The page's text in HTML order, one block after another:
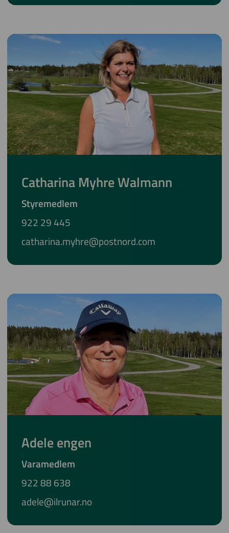
Catharina Myhre Walmann
Styremedlem
922 29 445
catharina.myhre@postnord.com
Adele engen
Varamedlem
922 88 638
adele@ilrunar.no